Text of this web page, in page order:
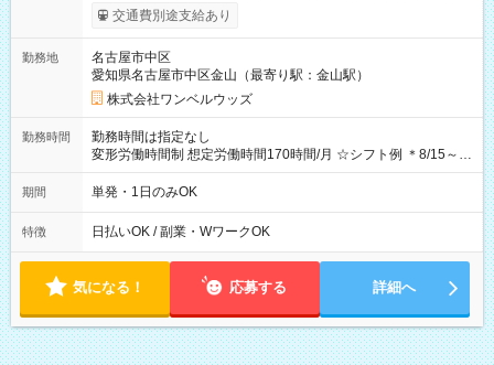
支給！ ※往復500円以内の方は自己負担となります ★日払い
OK！（規定あり） ┗働いたその日に現金GET♪ お仕事後はコン
期間なし
交通費別途支給あり
勤務地
名古屋市中区
愛知県名古屋市中区金山（最寄り駅：金山駅）
株式会社ワンベルウッズ
勤務時間
勤務時間は指定なし
変形労働時間制 想定労働時間170時間/月 ☆シフト例 ＊8/15～
10/26 全日共通 08：00～12：00 17：00～21：00 ＊8/31
～9/19のみ下記シフトもあります！ 12：00～16：00 ＊9/6～
00
期間 単発・1日のみOK
特徴 日払いOK / 副業・WワークOK
気になる！ 応募する 詳細へ